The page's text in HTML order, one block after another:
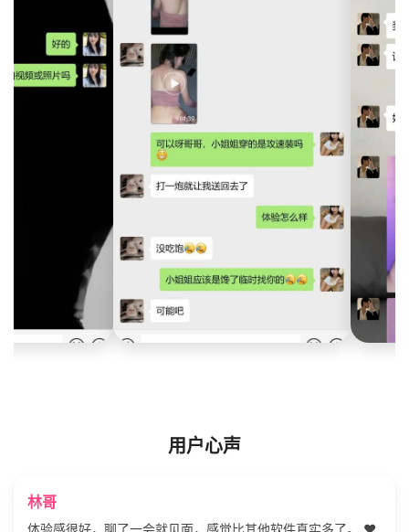
用户心声
林哥
体验感很好，聊了一会就见面，感觉比其他软件真实多了。 ❤️